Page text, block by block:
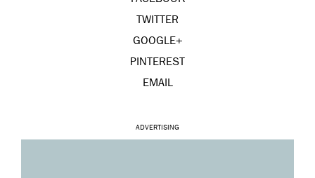
TWITTER
GOOGLE+
PINTEREST
EMAIL
ADVERTISING